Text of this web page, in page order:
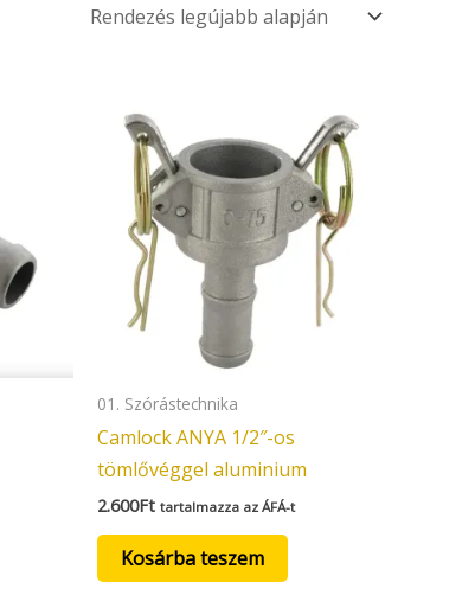
01. Szórástechnika
Camlock ANYA 1/2″-os
tömlővéggel aluminium
2.600Ft tartalmazza az ÁFÁ-t
Kosárba teszem